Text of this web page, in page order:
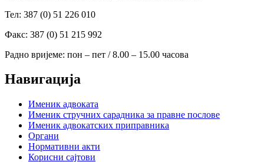
Тел: 387 (0) 51 226 010
Факс: 387 (0) 51 215 992
Радно вријеме: пон – пет / 8.00 – 15.00 часова
Навигација
Именик адвоката
Именик стручних сарадника за правне послове
Именик адвокатских приправника
Органи
Нормативни акти
Корисни сајтови